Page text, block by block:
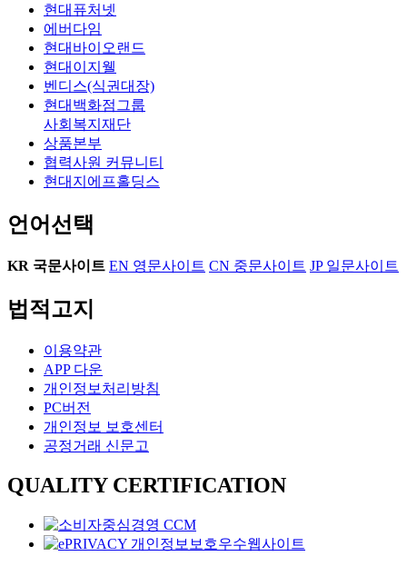
현대퓨처넷
에버다임
현대바이오랜드
현대이지웰
벤디스(식권대장)
현대백화점그룹
사회복지재단
상품본부
협력사원 커뮤니티
현대지에프홀딩스
언어선택
KR 국문사이트 EN 영문사이트 CN 중문사이트 JP일문사이트
법적고지
이용약관
APP 다운
개인정보처리방침
PC버전
개인정보 보호센터
공정거래 신문고
QUALITY CERTIFICATION